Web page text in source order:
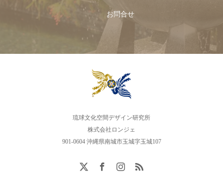
お問合せ
琉球文化空間デザイン研究所
株式会社ロンジェ
901-0604 沖縄県南城市玉城字玉城107